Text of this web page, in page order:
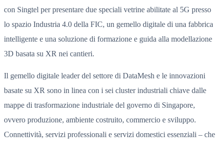
con Singtel per presentare due speciali vetrine abilitate al 5G presso
lo spazio Industria 4.0 della FIC, un gemello digitale di una fabbrica
intelligente e una soluzione di formazione e guida alla modellazione
3D basata su XR nei cantieri.
Il gemello digitale leader del settore di DataMesh e le innovazioni
basate su XR sono in linea con i sei cluster industriali chiave dalle
mappe di trasformazione industriale del governo di Singapore,
ovvero produzione, ambiente costruito, commercio e sviluppo.
Connettività, servizi professionali e servizi domestici essenziali – che